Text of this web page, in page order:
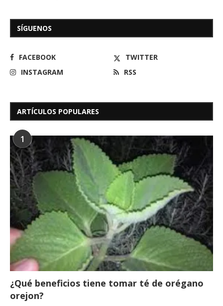
SÍGUENOS
FACEBOOK
TWITTER
INSTAGRAM
RSS
ARTÍCULOS POPULARES
1
¿Qué beneficios tiene tomar té de orégano
orejon?